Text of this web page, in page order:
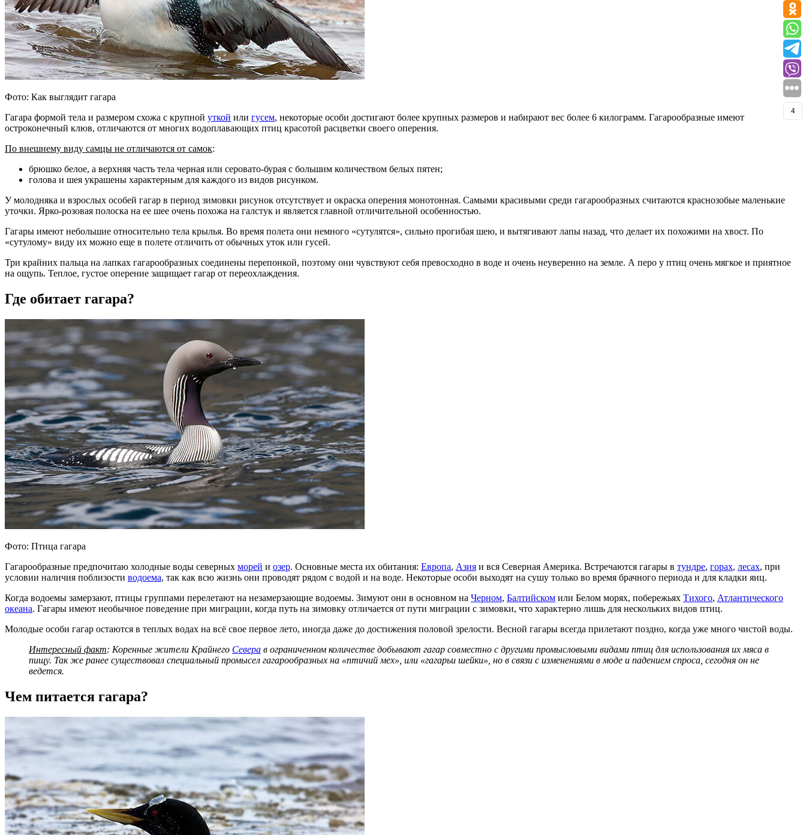
Фото: Как выглядит гагара
Гагара формой тела и размером схожа с крупной уткой или гусем, некоторые особи достигают более крупных размеров и набирают вес более 6 килограмм. Гагарообразные имеют
остроконечный клюв, отличаются от многих водоплавающих птиц красотой расцветки своего оперения.
По внешнему виду самцы не отличаются от самок:
брюшко белое, а верхняя часть тела черная или серовато-бурая с большим количеством белых пятен;
голова и шея украшены характерным для каждого из видов рисунком.
У молодняка и взрослых особей гагар в период зимовки рисунок отсутствует и окраска оперения монотонная. Самыми красивыми среди гагарообразных считаются краснозобые маленькие
уточки. Ярко-розовая полоска на ее шее очень похожа на галстук и является главной отличительной особенностью.
Гагары имеют небольшие относительно тела крылья. Во время полета они немного «сутулятся», сильно прогибая шею, и вытягивают лапы назад, что делает их похожими на хвост. По
«сутулому» виду их можно еще в полете отличить от обычных уток или гусей.
Три крайних пальца на лапках гагарообразных соединены перепонкой, поэтому они чувствуют себя превосходно в воде и очень неуверенно на земле. А перо у птиц очень мягкое и приятное
на ощупь. Теплое, густое оперение защищает гагар от переохлаждения.
Где обитает гагара?
Фото: Птица гагара
Гагарообразные предпочитаю холодные воды северных морей и озер. Основные места их обитания: Европа, Азия и вся Северная Америка. Встречаются гагары в тундре, горах, лесах, при
условии наличия поблизости водоема, так как всю жизнь они проводят рядом с водой и на воде. Некоторые особи выходят на сушу только во время брачного периода и для кладки яиц.
Когда водоемы замерзают, птицы группами перелетают на незамерзающие водоемы. Зимуют они в основном на Черном, Балтийском или Белом морях, побережьях Тихого, Атлантического
океана. Гагары имеют необычное поведение при миграции, когда путь на зимовку отличается от пути миграции с зимовки, что характерно лишь для нескольких видов птиц.
Молодые особи гагар остаются в теплых водах на всё свое первое лето, иногда даже до достижения половой зрелости. Весной гагары всегда прилетают поздно, когда уже много чистой воды.
Интересный факт: Коренные жители Крайнего Севера в ограниченном количестве добывают гагар совместно с другими промысловыми видами птиц для использования их мяса в
пищу. Так же ранее существовал специальный промысел гагарообразных на «птичий мех», или «гагарьи шейки», но в связи с изменениями в моде и падением спроса, сегодня он не
ведется.
Чем питается гагара?
4